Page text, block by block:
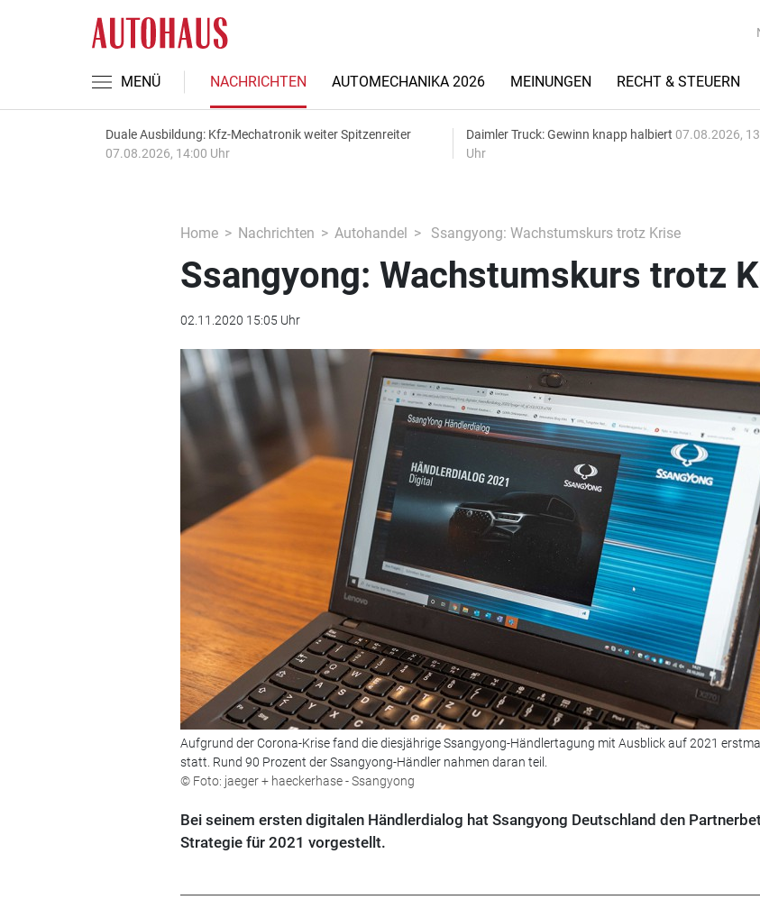
MENÜ NACHRICHTEN AUTOMECHANIKA 2026 MEINUNGEN RECHT & STEUERN
Duale Ausbildung: Kfz-Mechatronik weiter Spitzenreiter
07.08.2026, 14:00 Uhr
Daimler Truck: Gewinn knapp halbiert 07.08.2026,
Uhr
Home Nachrichten Autohandel Ssangyong: Wachstumskurs trotz Krise
Ssangyong: Wachstumskurs trotz
02.11.2020 15:05 Uhr
Aufgrund der Corona-Krise fand die diesjährige Ssangyong-Händlertagung mit Ausblick auf 2021
statt. Rund 90 Prozent der Ssangyong-Händler nahmen daran teil.
© Foto: jaeger + haeckerhase - Ssangyong
Bei seinem ersten digitalen Händlerdialog hat Ssangyong Deutschland den
Strategie für 2021 vorgestellt.